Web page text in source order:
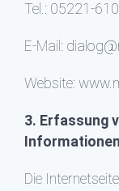
Tel.: 05221-
E-Mail:
Website:
3. Erfassung
Informationen
Die